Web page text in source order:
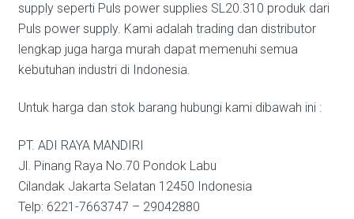
supply seperti Puls power supplies SL20.310 produk dari
Puls power supply. Kami adalah trading dan distributor
lengkap juga harga murah dapat memenuhi semua
kebutuhan industri di Indonesia.
Untuk harga dan stok barang hubungi kami dibawah ini :
PT. ADI RAYA MANDIRI
Jl. Pinang Raya No.70 Pondok Labu
Cilandak Jakarta Selatan 12450 Indonesia
Telp: 6221-7663747 – 29042880